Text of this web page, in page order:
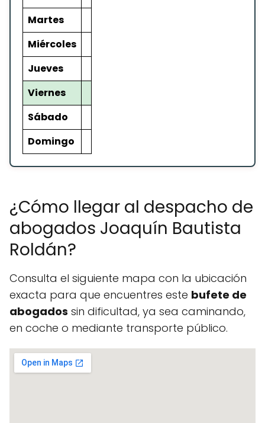
Martes
Miércoles
Jueves
Viernes
Sábado
Domingo
¿Cómo llegar al despacho de
abogados Joaquín Bautista
Roldán?
Consulta el siguiente mapa con la ubicación
exacta para que encuentres este bufete de
abogados sin dificultad, ya sea caminando,
en coche o mediante transporte público.